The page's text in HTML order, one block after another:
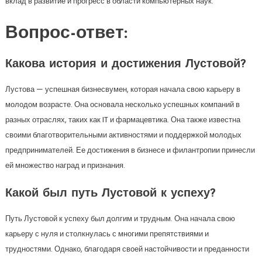
Вопрос-ответ:
Какова история и достижения Лустовой?
Лустова — успешная бизнесвумен, которая начала свою карьеру в
молодом возрасте. Она основала несколько успешных компаний в
разных отраслях, таких как IT и фармацевтика. Она также известна
своими благотворительными активностями и поддержкой молодых
предпринимателей. Ее достижения в бизнесе и филантропии принесли
ей множество наград и признания.
Какой был путь Лустовой к успеху?
Путь Лустовой к успеху был долгим и трудным. Она начала свою
карьеру с нуля и столкнулась с многими препятствиями и
трудностями. Однако, благодаря своей настойчивости и преданности